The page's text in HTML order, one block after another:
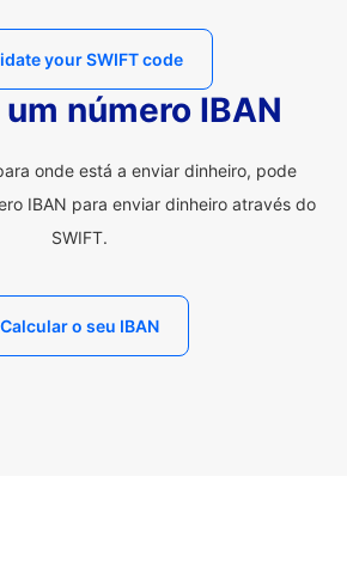
your SWIFT code
número IBAN
onde está a enviar dinheiro, pode
IBAN para enviar dinheiro através do
SWIFT.
Calcular o seu IBAN